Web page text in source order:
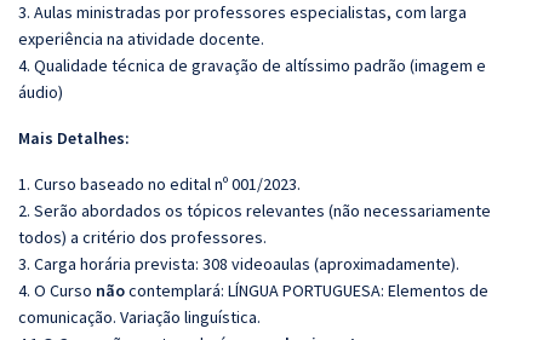
3. Aulas ministradas por professores especialistas, com larga
experiência na atividade docente.
4. Qualidade técnica de gravação de altíssimo padrão (imagem e
áudio)
Mais Detalhes:
1. Curso baseado no edital nº 001/2023.
2. Serão abordados os tópicos relevantes (não necessariamente
todos) a critério dos professores.
3. Carga horária prevista: 308 videoaulas (aproximadamente).
4. O Curso nãocontemplará: LÍNGUA PORTUGUESA: Elementos de
comunicação. Variação linguística.